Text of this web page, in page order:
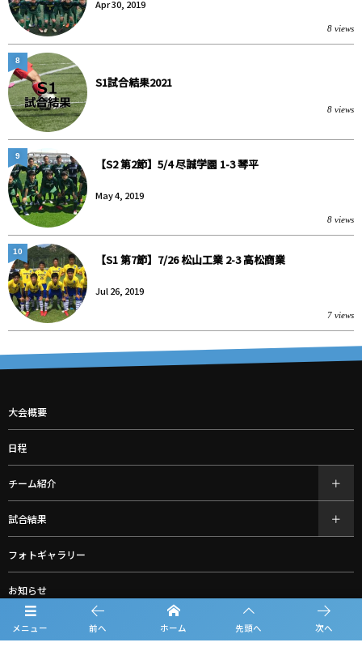
Apr 30, 2019
8 views
S1試合結果2021
8 views
8
【S2 第2節】5/4 尽誠学園 1-3 琴平
May 4, 2019
8 views
9
【S1 第7節】7/26 松山工業 2-3 高松商業
Jul 26, 2019
7 views
10
メニュー 前へ ホーム 先頭へ 次へ
大会概要
日程
チーム紹介
試合結果
フォトギャラリー
お知らせ
ルーキーリーグ一覧